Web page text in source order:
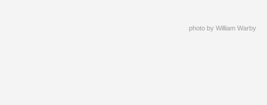
photo byWilliam Warby